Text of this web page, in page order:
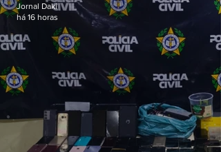
Jornal Daki
há 16 horas